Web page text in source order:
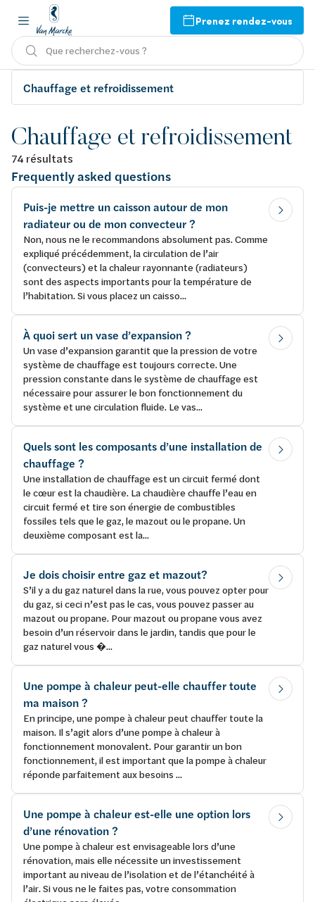
Prenez rendez-vous
Que recherchez-vous ?
Chauffage et refroidissement
Chauffage et refroidissement
74 résultats
Frequently asked questions
Puis-je mettre un caisson autour de mon
radiateur ou de mon convecteur ?
Non, nous ne le recommandons absolument pas. Comme
expliqué précédemment, la circulation de l’air
(convecteurs) et la chaleur rayonnante (radiateurs)
sont des aspects importants pour la température de
l’habitation. Si vous placez un caisso...
À quoi sert un vase d’expansion ?
Un vase d’expansion garantit que la pression de votre
système de chauffage est toujours correcte. Une
pression constante dans le système de chauffage est
nécessaire pour assurer le bon fonctionnement du
système et une circulation fluide. Le vas...
Quels sont les composants d’une installation de
chauffage ?
Une installation de chauffage est un circuit fermé dont
le cœur est la chaudière. La chaudière chauffe l’eau en
circuit fermé et tire son énergie de combustibles
fossiles tels que le gaz, le mazout ou le propane. Un
deuxième composant est la...
Je dois choisir entre gaz et mazout?
S’il y a du gaz naturel dans la rue, vous pouvez opter pour
du gaz, si ceci n’est pas le cas, vous pouvez passer au
mazout ou propane. Pour mazout ou propane vous avez
besoin d’un réservoir dans le jardin, tandis que pour le
gaz naturel vous �...
Une pompe à chaleur peut-elle chauffer toute
ma maison ?
En principe, une pompe à chaleur peut chauffer toute la
maison. Il s’agit alors d’une pompe à chaleur à
fonctionnement monovalent. Pour garantir un bon
fonctionnement, il est important que la pompe à chaleur
réponde parfaitement aux besoins ...
Une pompe à chaleur est-elle une option lors
d’une rénovation ?
Une pompe à chaleur est envisageable lors d’une
rénovation, mais elle nécessite un investissement
important au niveau de l’isolation et de l’étanchéité à
l’air. Si vous ne le faites pas, votre consommation